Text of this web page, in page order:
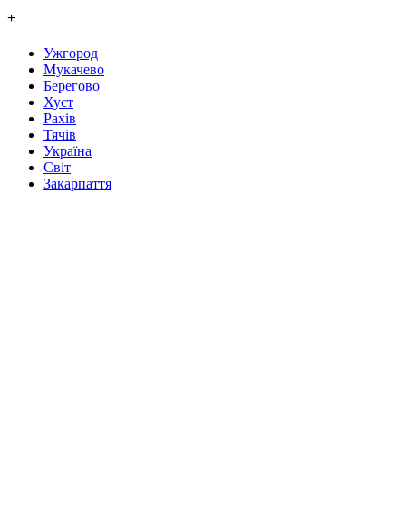
+
Ужгород
Мукачево
Берегово
Хуст
Рахів
Тячів
Україна
Світ
Закарпаття